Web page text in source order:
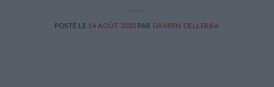
POSTÉ LE 14 AOÛT 2023 PAR DAMIEN DELLERBA